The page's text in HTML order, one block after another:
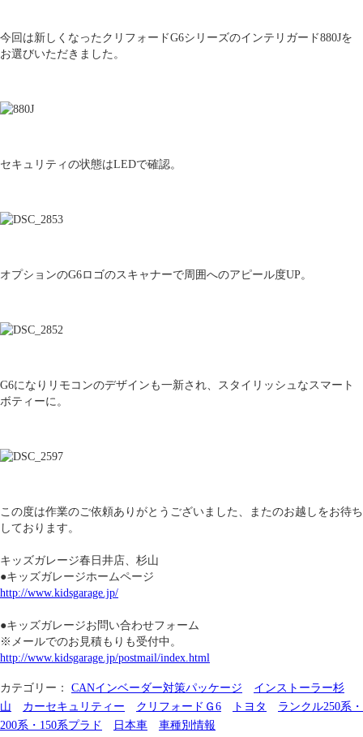
今回は新しくなったクリフォードG6シリーズのインテリガード880Jを
お選びいただきました。
セキュリティの状態はLEDで確認。
オプションのG6ロゴのスキャナーで周囲へのアピール度UP。
G6になりリモコンのデザインも一新され、スタイリッシュなスマート
ボティーに。
この度は作業のご依頼ありがとうございました、またのお越しをお待ち
しております。
キッズガレージ春日井店、杉山
●キッズガレージホームページ
http://www.kidsgarage.jp/
●キッズガレージお問い合わせフォーム
※メールでのお見積もりも受付中。
http://www.kidsgarage.jp/postmail/index.html
カテゴリー： CANインベーダー対策パッケージ
インストーラー杉
山
カーセキュリティー クリフォードＧ6 トヨタ
ランクル250系・
200系・150系プラド
日本車 車種別情報